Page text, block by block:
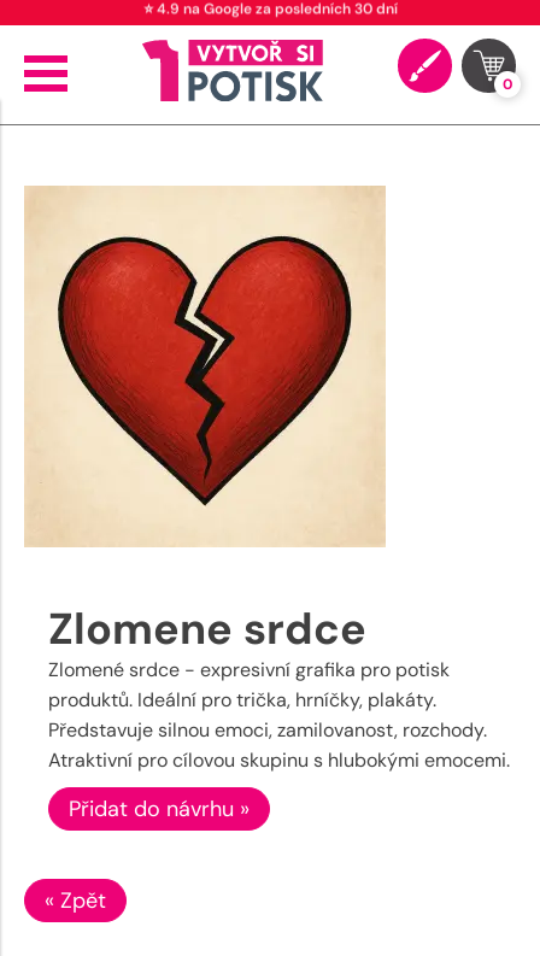
⭐ 4.9 na Google za posledních 30 dní
0
Zlomene srdce
Zlomené srdce - expresivní grafika pro potisk
produktů. Ideální pro trička, hrníčky, plakáty.
Představuje silnou emoci, zamilovanost, rozchody.
Atraktivní pro cílovou skupinu s hlubokými emocemi.
Přidat do návrhu »
« Zpět